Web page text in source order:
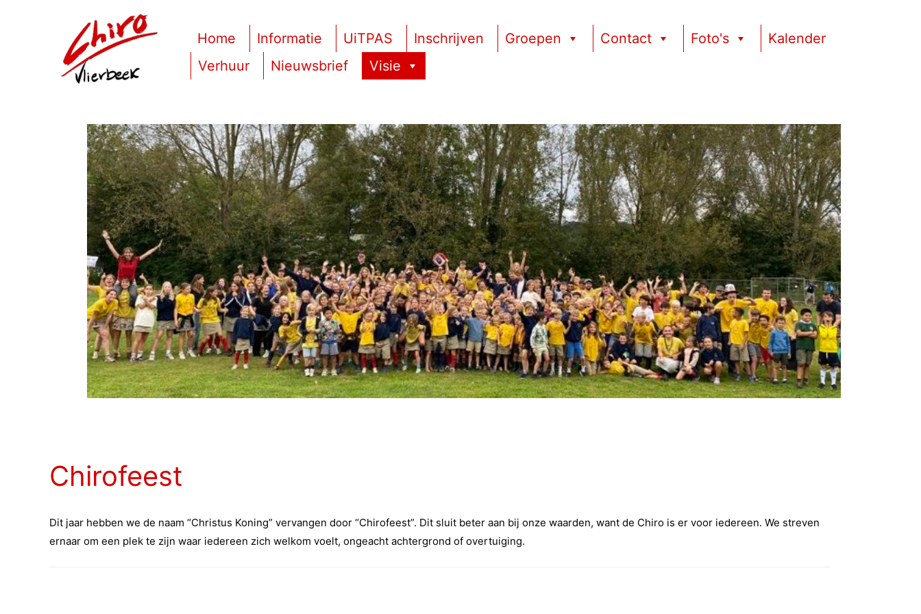
Home Informatie UiTPAS Inschrijven Groepen Contact Foto's
Kalender
Verhuur
Nieuwsbrief Visie
Chirofeest
Dit jaar hebben we de naam “Christus Koning” vervangen door “Chirofeest”. Dit sluit beter aan bij onze waarden, want de Chiro is er voor iedereen. We streven
ernaar om een plek te zijn waar iedereen zich welkom voelt, ongeacht achtergrond of overtuiging.